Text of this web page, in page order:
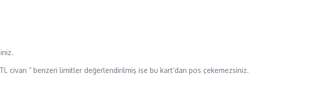
civarı ” benzeri limitler değerlendirilmiş ise bu kart’dan pos çekemezsiniz.